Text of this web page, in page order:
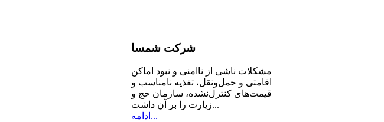
شرکت شمسا
مشكلات ناشی از ناامنی و نبود اماكن
اقامتی و حمل‌ونقل، تغذیه‌ نامناسب و
قیمت‌های كنترل‌نشده، سازمان حج و
زیارت را بر آن داشت...
ادامه...